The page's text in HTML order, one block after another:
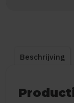
Beschrijving